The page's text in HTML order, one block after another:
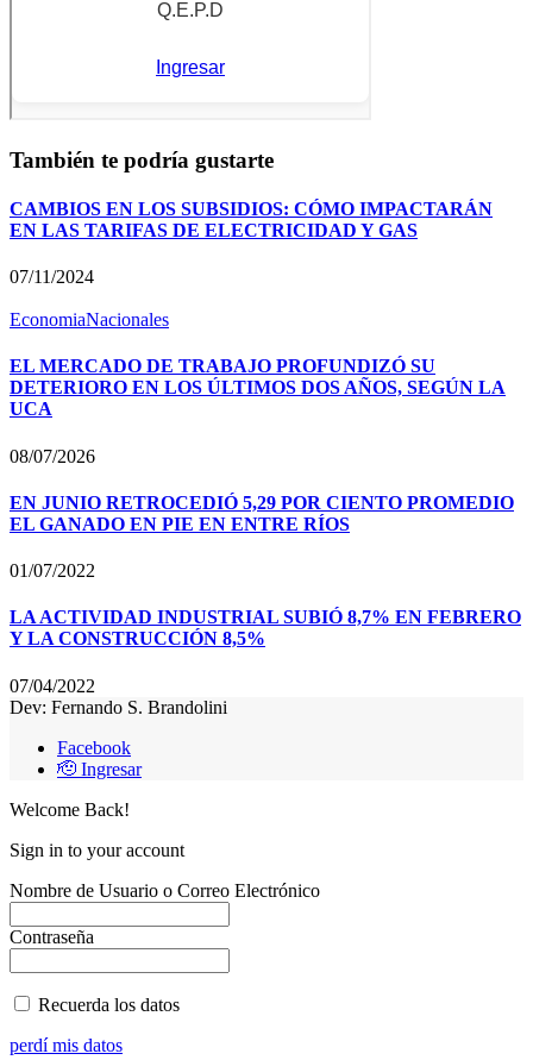
También te podría gustarte
CAMBIOS EN LOS SUBSIDIOS: CÓMO IMPACTARÁN
EN LAS TARIFAS DE ELECTRICIDAD Y GAS
07/11/2024
EconomiaNacionales
EL MERCADO DE TRABAJO PROFUNDIZÓ SU
DETERIORO EN LOS ÚLTIMOS DOS AÑOS, SEGÚN LA
UCA
08/07/2026
EN JUNIO RETROCEDIÓ 5,29 POR CIENTO PROMEDIO
EL GANADO EN PIE EN ENTRE RÍOS
01/07/2022
LA ACTIVIDAD INDUSTRIAL SUBIÓ 8,7% EN FEBRERO
Y LA CONSTRUCCIÓN 8,5%
07/04/2022
Dev: Fernando S. Brandolini
Facebook
🫡 Ingresar
Welcome Back!
Sign in to your account
Nombre de Usuario o Correo Electrónico
Contraseña
Recuerda los datos
perdí mis datos